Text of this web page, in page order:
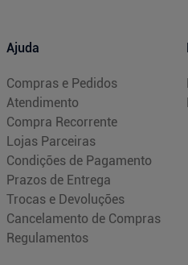
Ajuda
Compras e Pedidos
Atendimento
Compra Recorrente
Lojas Parceiras
Condições de Pagamento
Prazos de Entrega
Trocas e Devoluções
Cancelamento de Compras
Regulamentos